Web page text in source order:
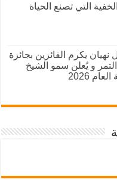
التي تصنع الحياة
نهيان يكرم الفائزين بجائزة
التمر و يُعلن سمو الشيخ
2026